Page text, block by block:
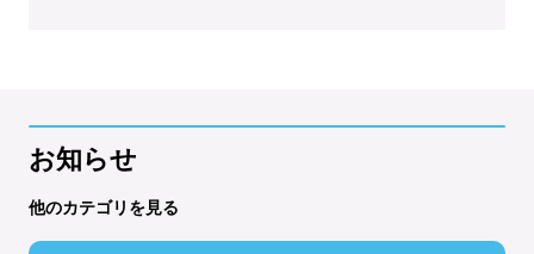
お知らせ
他のカテゴリを見る